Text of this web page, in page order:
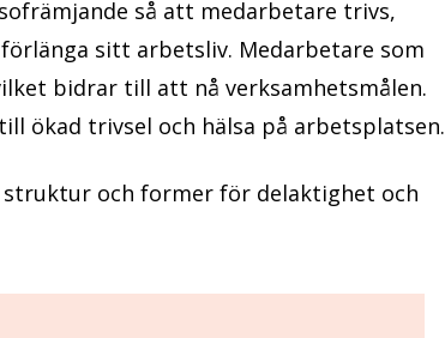
så att medarbetare trivs,
sitt arbetsliv. Medarbetare som
bidrar till att nå verksamhetsmålen.
ökad trivsel och hälsa på arbetsplatsen.
och former för delaktighet och